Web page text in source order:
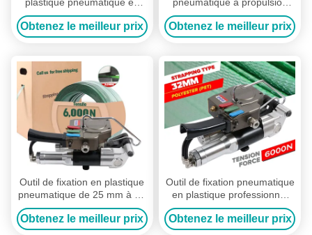
PET semi-automatique
Obtenez le meilleur prix
aérienne Outil de fixation en
PET
Obtenez le meilleur prix
Outil de fixation en plastique
pneumatique de 25 mm à 32
mm
Obtenez le meilleur prix
Outil de fixation pneumatique
en plastique professionnel
pour les solutions
d'emballage industriel
Obtenez le meilleur prix